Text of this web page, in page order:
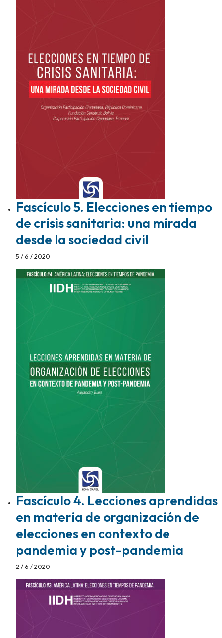
Fascículo 5. Elecciones en tiempo
de crisis sanitaria: una mirada
desde la sociedad civil
5 / 6 / 2020
Fascículo 4. Lecciones aprendidas
en materia de organización de
elecciones en contexto de
pandemia y post-pandemia
2 / 6 / 2020